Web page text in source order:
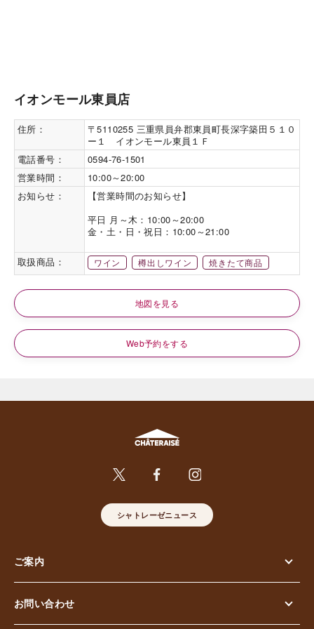
イオンモール東員店
住所：
〒5110255 三重県員弁郡東員町長深字築田５１０
ー１ イオンモール東員１Ｆ
電話番号：
0594-76-1501
営業時間：
10:00～20:00
お知らせ：
【営業時間のお知らせ】
平日 月～木：10:00～20:00
金・土・日・祝日：10:00～21:00
取扱商品： ワイン 樽出しワイン 焼きたて商品
地図を見る
Web予約をする
シャトレーゼニュース
ご案内
お問い合わせ